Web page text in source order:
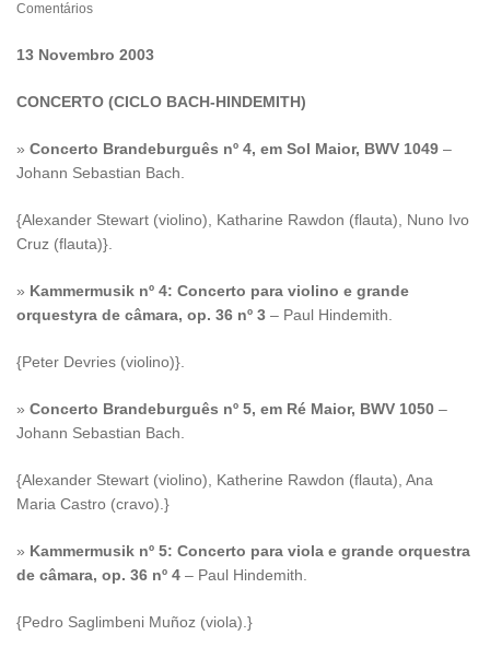
Comentários
13 Novembro 2003
CONCERTO (CICLO BACH-HINDEMITH)
» Concerto Brandeburguês nº 4, em Sol Maior, BWV 1049 –
Johann Sebastian Bach.
{Alexander Stewart (violino), Katharine Rawdon (flauta), Nuno Ivo
Cruz (flauta)}.
» Kammermusik nº 4: Concerto para violino e grande
orquestyra de câmara, op. 36 nº 3 – Paul Hindemith.
{Peter Devries (violino)}.
» Concerto Brandeburguês nº 5, em Ré Maior, BWV 1050 –
Johann Sebastian Bach.
{Alexander Stewart (violino), Katherine Rawdon (flauta), Ana
Maria Castro (cravo).}
» Kammermusik nº 5: Concerto para viola e grande orquestra
de câmara, op. 36 nº 4 – Paul Hindemith.
{Pedro Saglimbeni Muñoz (viola).}